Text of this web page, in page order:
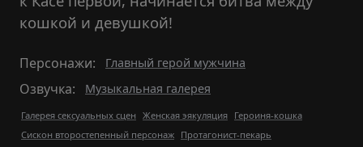
кошкой и девушкой!
Персонажи: Главный герой мужчина
Озвучка: Музыкальная галерея
Галерея сексуальных сцен Женская эякуляция Героиня-кошка
Сискон второстепенный персонаж Протагонист-пекарь